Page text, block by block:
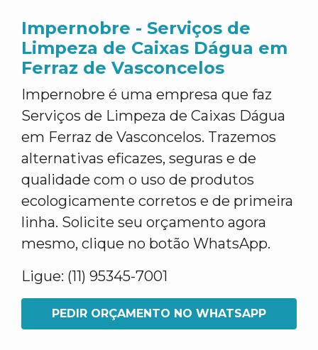
Impernobre - Serviços de
Limpeza de Caixas Dágua em
Ferraz de Vasconcelos
Impernobre é uma empresa que faz
Serviços de Limpeza de Caixas Dágua
em Ferraz de Vasconcelos. Trazemos
alternativas eficazes, seguras e de
qualidade com o uso de produtos
ecologicamente corretos e de primeira
linha. Solicite seu orçamento agora
mesmo, clique no botão WhatsApp.
Ligue: (11) 95345-7001
PEDIR ORÇAMENTO NO WHATSAPP